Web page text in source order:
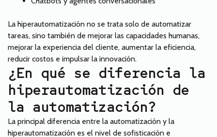
La hiperautomatización no se trata solo de automatizar
tareas, sino también de mejorar las capacidades humanas,
mejorar la experiencia del cliente, aumentar la eficiencia,
reducir costos e impulsar la innovación.
¿En qué se diferencia la
hiperautomatización de
la automatización?
La principal diferencia entre la automatización y la
hiperautomatización es el nivel de sofisticación e